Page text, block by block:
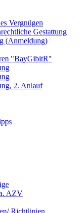
Vergnügen
Gestattung
(Anmeldung)
"BayGibitR"
2. Anlauf
AZV
Richtlinien